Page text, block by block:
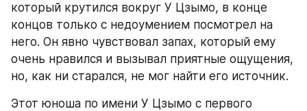
который крутился вокруг У Цзымо, в конце
концов только с недоумением посмотрел на
него. Он явно чувствовал запах, который ему
очень нравился и вызывал приятные ощущения,
но, как ни старался, не мог найти его источник.
Этот юноша по имени У Цзымо с первого